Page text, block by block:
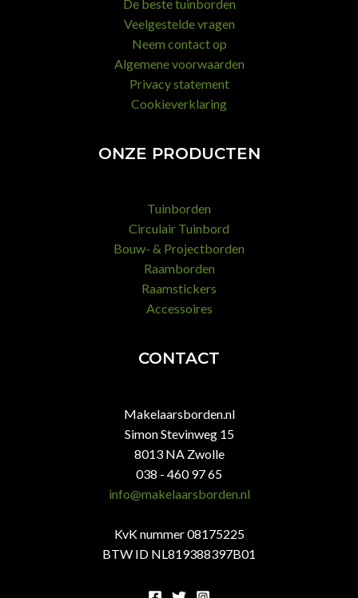
De beste tuinborden
Veelgestelde vragen
Neem contact op
Algemene voorwaarden
Privacy statement
Cookieverklaring
ONZE PRODUCTEN
Tuinborden
Circulair Tuinbord
Bouw- & Projectborden
Raamborden
Raamstickers
Accessoires
CONTACT
Makelaarsborden.nl
Simon Stevinweg 15
8013 NA Zwolle
038 - 460 97 65
info@makelaarsborden.nl
KvK nummer 08175225
BTW ID NL819388397B01